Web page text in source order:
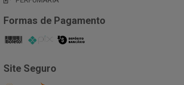
Formas de Pagamento
Site Seguro